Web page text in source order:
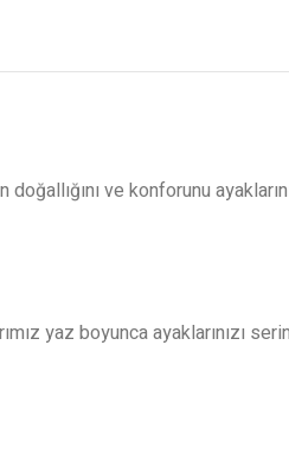
ve konforunu
yaz boyunca ayaklarınızı